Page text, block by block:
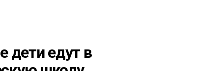
дети едут в